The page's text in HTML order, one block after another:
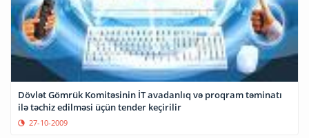
Dövlət Gömrük Komitəsinin İT avadanlıq və proqram təminatı
ilə təchiz edilməsi üçün tender keçirilir
27-10-2009